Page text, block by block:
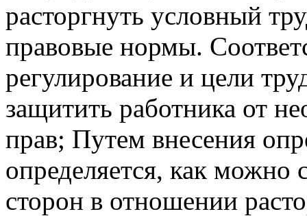
расторгнуть условный
правовые нормы.
регулирование и цели
защитить работника от
прав; Путем внесения
определяется, как можно
сторон в отношении